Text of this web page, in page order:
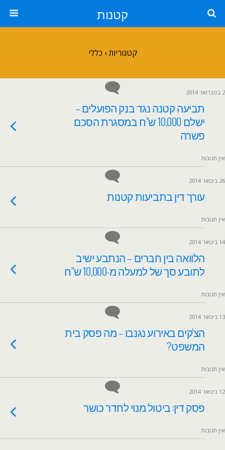
קטנות
קטגוריות › כללי
2 בפברואר 2014
תביעה קטנה נגד בנק הפועלים –
ישלם 10,000 ש"ח במסגרת הסכם
פשרה
אין תגובות
26 בינואר 2014
עורך דין בתביעות קטנות
אין תגובות
14 בינואר 2014
הלוואה בין חברים – הנתבע ישיב
לתובע סך של למעלה מ-10,000 ש"ח
אין תגובות
13 בינואר 2014
הצ'קים באירוע נגנבו – מה פסק בית
המשפט?
אין תגובות
12 בינואר 2014
פסק דין: ביטול מנוי לחדר כושר
אין תגובות